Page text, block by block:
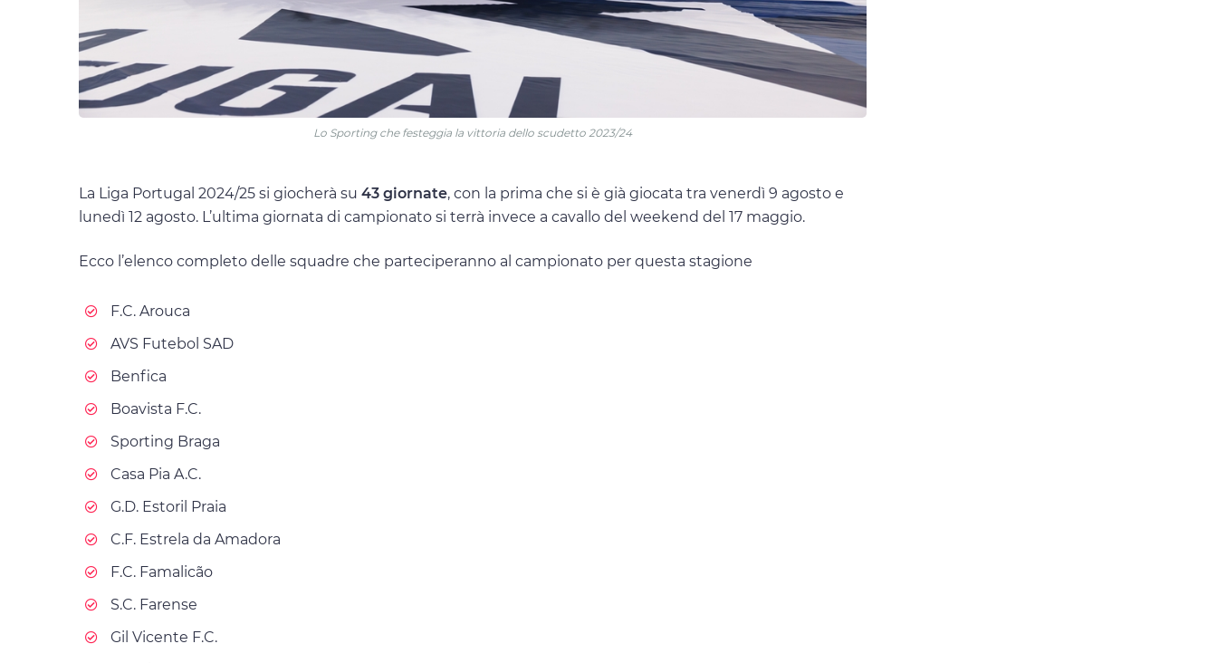
Lo Sporting che festeggia la vittoria dello scudetto 2023/24
La Liga Portugal 2024/25 si giocherà su 43 giornate, con la prima che si è già giocata tra venerdì 9 agosto e
lunedì 12 agosto. L’ultima giornata di campionato si terrà invece a cavallo del weekend del 17 maggio.
Ecco l’elenco completo delle squadre che parteciperanno al campionato per questa stagione
F.C. Arouca
AVS Futebol SAD
Benfica
Boavista F.C.
Sporting Braga
Casa Pia A.C.
G.D. Estoril Praia
C.F. Estrela da Amadora
F.C. Famalicão
S.C. Farense
Gil Vicente F.C.